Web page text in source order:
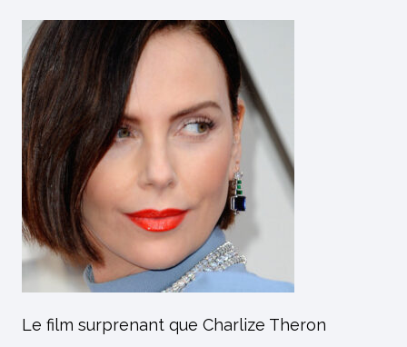
Le film surprenant que Charlize Theron